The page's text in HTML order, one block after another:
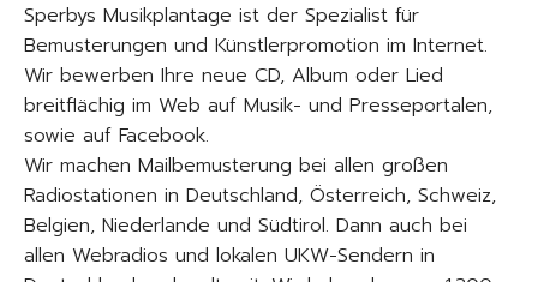
Sperbys Musikplantage ist der Spezialist für
Bemusterungen und Künstlerpromotion im Internet.
Wir bewerben Ihre neue CD, Album oder Lied
breitflächig im Web auf Musik- und Presseportalen,
sowie auf Facebook.
Wir machen Mailbemusterung bei allen großen
Radiostationen in Deutschland, Österreich, Schweiz,
Belgien, Niederlande und Südtirol. Dann auch bei
allen Webradios und lokalen UKW-Sendern in